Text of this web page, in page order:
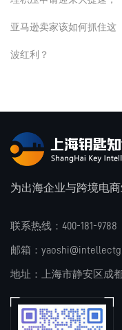
亚马逊卖家该如何抓住这
波红利？
为出海企业与跨境电
联系热线：400-181-9788
邮箱：
地址：上海市静安区成